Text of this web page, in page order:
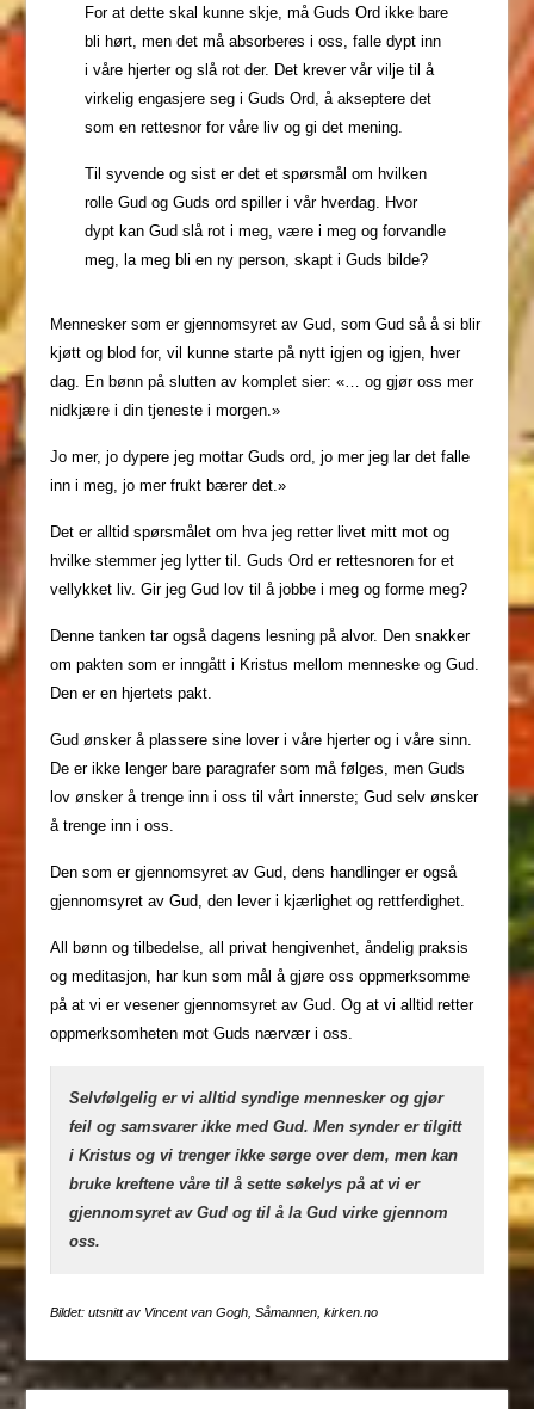
For at dette skal kunne skje, må Guds Ord ikke bare
bli hørt, men det må absorberes i oss, falle dypt inn
i våre hjerter og slå rot der. Det krever vår vilje til å
virkelig engasjere seg i Guds Ord, å akseptere det
som en rettesnor for våre liv og gi det mening.
Til syvende og sist er det et spørsmål om hvilken
rolle Gud og Guds ord spiller i vår hverdag. Hvor
dypt kan Gud slå rot i meg, være i meg og forvandle
meg, la meg bli en ny person, skapt i Guds bilde?
Mennesker som er gjennomsyret av Gud, som Gud så å si blir
kjøtt og blod for, vil kunne starte på nytt igjen og igjen, hver
dag. En bønn på slutten av komplet sier: «… og gjør oss mer
nidkjære i din tjeneste i morgen.»
Jo mer, jo dypere jeg mottar Guds ord, jo mer jeg lar det falle
inn i meg, jo mer frukt bærer det.»
Det er alltid spørsmålet om hva jeg retter livet mitt mot og
hvilke stemmer jeg lytter til. Guds Ord er rettesnoren for et
vellykket liv. Gir jeg Gud lov til å jobbe i meg og forme meg?
Denne tanken tar også dagens lesning på alvor. Den snakker
om pakten som er inngått i Kristus mellom menneske og Gud.
Den er en hjertets pakt.
Gud ønsker å plassere sine lover i våre hjerter og i våre sinn.
De er ikke lenger bare paragrafer som må følges, men Guds
lov ønsker å trenge inn i oss til vårt innerste; Gud selv ønsker
å trenge inn i oss.
Den som er gjennomsyret av Gud, dens handlinger er også
gjennomsyret av Gud, den lever i kjærlighet og rettferdighet.
All bønn og tilbedelse, all privat hengivenhet, åndelig praksis
og meditasjon, har kun som mål å gjøre oss oppmerksomme
på at vi er vesener gjennomsyret av Gud. Og at vi alltid retter
oppmerksomheten mot Guds nærvær i oss.
Selvfølgelig er vi alltid syndige mennesker og gjør
feil og samsvarer ikke med Gud. Men synder er tilgitt
i Kristus og vi trenger ikke sørge over dem, men kan
bruke kreftene våre til å sette søkelys på at vi er
gjennomsyret av Gud og til å la Gud virke gjennom
oss.
Bildet: utsnitt av Vincent van Gogh, Såmannen, kirken.no